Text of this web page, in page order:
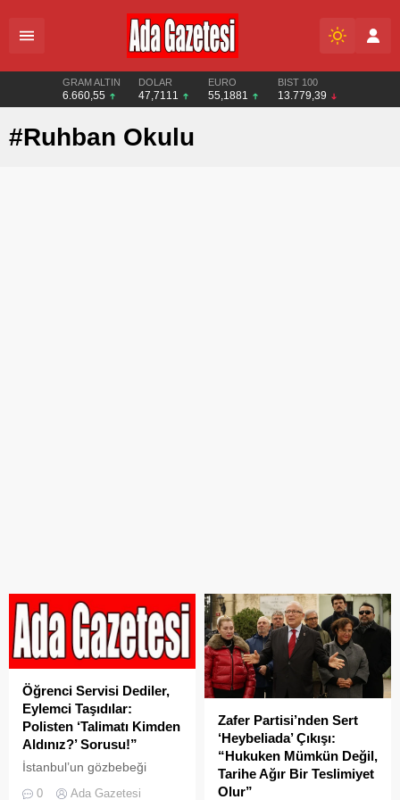
GRAM ALTIN
6.660,55
DOLAR
47,7111
EURO
55,1881
BIST 100
13.779,39
#Ruhban Okulu
Öğrenci Servisi Dediler,
Eylemci Taşıdılar:
Polisten ‘Talimatı Kimden
Aldınız?’ Sorusu!”
İstanbul’un gözbebeği
0 Ada Gazetesi
Zafer Partisi’nden Sert
‘Heybeliada’ Çıkışı:
“Hukuken Mümkün Değil,
Tarihe Ağır Bir Teslimiyet
Olur”